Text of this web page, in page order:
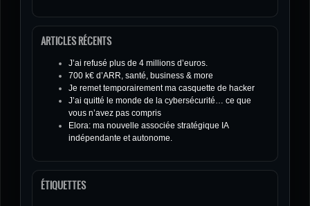
ARTICLES RÉCENTS
J’ai refusé plus de 4 millions d’euros.
700 k€ d’ARR, santé, business & more
Je remet temporairement ma casquette de hacker
J’ai quitté le monde de la cybersécurité… ce que
vous n’avez pas compris
Elora: ma nouvelle associée stratégique IA
indépendante et autonome.
ÉTIQUETTES